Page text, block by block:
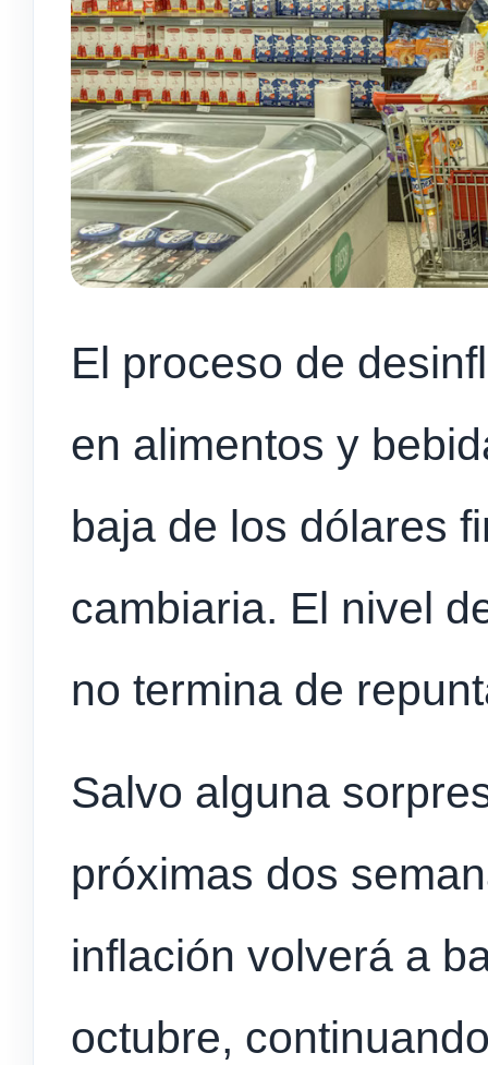
El proceso de
en alimentos y
baja de los dólares
cambiaria. El nivel
no termina de
Salvo alguna
próximas dos
inflación volverá a
octubre,